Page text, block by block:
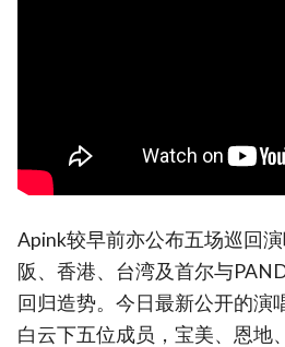
Apink较早前亦公布五场巡回
阪、香港、台湾及首尔与
回归造势。今日最新公开的演
白云下五位成员，宝美、恩地